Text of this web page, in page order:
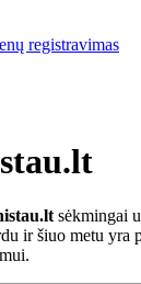
sėkmingai
ir šiuo metu yra